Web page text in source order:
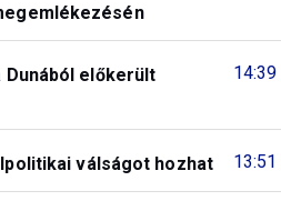
14:39
Dunából előkerült
13:51
válságot hozhat